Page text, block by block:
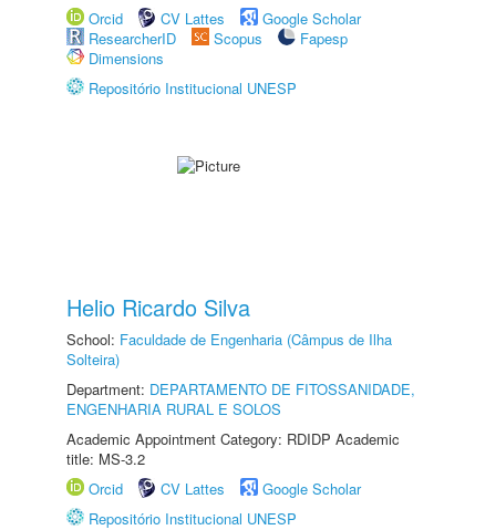
Orcid
CV Lattes
Google Scholar
ResearcherID
Scopus
Fapesp
Dimensions
Repositório Institucional UNESP
Helio Ricardo Silva
School: Faculdade de Engenharia (Câmpus de Ilha
Solteira)
Department: DEPARTAMENTO DE FITOSSANIDADE,
ENGENHARIA RURAL E SOLOS
Academic Appointment Category: RDIDP Academic
title: MS-3.2
Orcid
CV Lattes
Google Scholar
Repositório Institucional UNESP